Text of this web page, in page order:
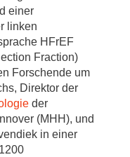
einer
linken
HFrEF
Fraction)
Forschende um
Direktor der
der
(MHH), und
in einer